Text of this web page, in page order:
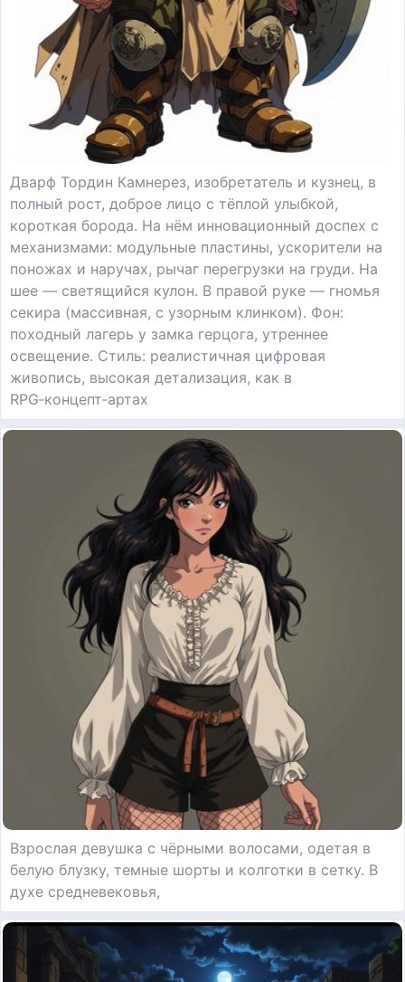
Дварф Тордин Камнерез, изобретатель и кузнец, в
полный рост, доброе лицо с тёплой улыбкой,
короткая борода. На нём инновационный доспех с
механизмами: модульные пластины, ускорители на
поножах и наручах, рычаг перегрузки на груди. На
шее — светящийся кулон. В правой руке — гномья
секира (массивная, с узорным клинком). Фон:
походный лагерь у замка герцога, утреннее
освещение. Стиль: реалистичная цифровая
живопись, высокая детализация, как в
RPG‑концепт‑артах
Взрослая девушка с чёрными волосами, одетая в
белую блузку, темные шорты и колготки в сетку. В
духе средневековья,